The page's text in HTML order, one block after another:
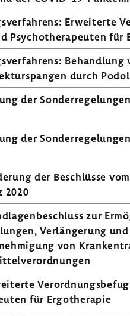
Erwei­terte
Psycho­the­ra­peuten für
Behand­lung
durch
der
der
der Beschlüsse vom
2020
zur
Verlän­ge­rung
von
für Ergo­the­rapie